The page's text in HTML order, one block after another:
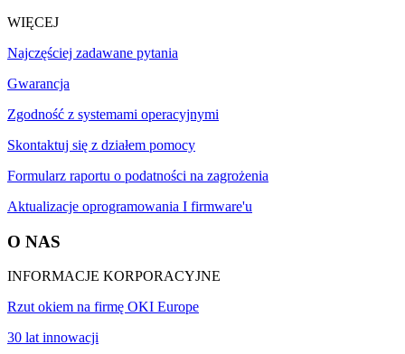
WIĘCEJ
Najczęściej zadawane pytania
Gwarancja
Zgodność z systemami operacyjnymi
Skontaktuj się z działem pomocy
Formularz raportu o podatności na zagrożenia
Aktualizacje oprogramowania I firmware'u
O NAS
INFORMACJE KORPORACYJNE
Rzut okiem na firmę OKI Europe
30 lat innowacji